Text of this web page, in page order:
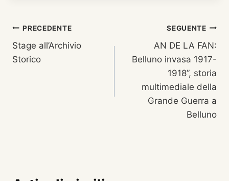
Navigazione
articoli
PRECEDENTE
Stage all’Archivio
Storico
SEGUENTE
AN DE LA FAN:
Belluno invasa 1917-
1918”, storia
multimediale della
Grande Guerra a
Belluno